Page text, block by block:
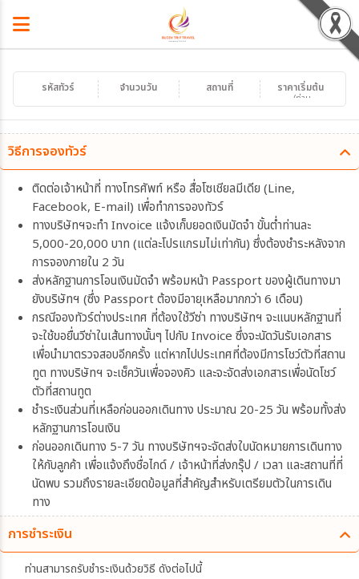
รหัสทัวร์ สถานที่
จำนวนวัน ราคาเริ่มต้น
/ท่าน
วิธีการจองทัวร์
ติดต่อเจ้าหน้าที่ ทางโทรศัพท์ หรือ สื่อโซเชียลมีเดีย (Line,
Facebook, E-mail) เพื่อทำการจองทัวร์
ทางบริษัทฯจะทำ Invoice แจ้งเก็บยอดเงินมัดจำ ขั้นต่ำท่านละ
5,000-20,000 บาท (แต่ละโปรแกรมไม่เท่ากัน) ซึ่งต้องชำระหลังจาก
การจองภายใน 2 วัน
ส่งหลักฐานการโอนเงินมัดจำ พร้อมหน้า Passport ของผู้เดินทางมา
ยังบริษัทฯ (ซึ่ง Passport ต้องมีอายุเหลือมากกว่า 6 เดือน)
กรณีจองทัวร์ต่างประเทศ ที่ต้องใช้วีซ่า ทางบริษัทฯ จะแนบหลักฐานที่
จะใช้ขอยื่นวีซ่าในเส้นทางนั้นๆ ไปกับ Invoice ซึ่งจะนัดวันรับเอกสาร
เพื่อนำมาตรวจสอบอีกครั้ง แต่หากไปประเทศที่ต้องมีการโชว์ตัวที่สถาน
ทูต ทางบริษัทฯ จะเช็ควันเพื่อจองคิว และจะจัดส่งเอกสารเพื่อนัดโชว์
ตัวที่สถานทูต
ชำระเงินส่วนที่เหลือก่อนออกเดินทาง ประมาณ 20-25 วัน พร้อมทั้งส่ง
หลักฐานการโอนเงิน
ก่อนออกเดินทาง 5-7 วัน ทางบริษัทฯจะจัดส่งใบนัดหมายการเดินทาง
ให้กับลูกค้า เพื่อแจ้งถึงชื่อไกด์ / เจ้าหน้าที่ส่งกรุ๊ป / เวลา และสถานที่ที่
นัดพบ รวมถึงรายละเอียดข้อมูลที่สำคัญสำหรับเตรียมตัวในการเดิน
ทาง
การชำระเงิน
ท่านสามารถรับชำระเงินด้วยวิธี ดังต่อไปนี้